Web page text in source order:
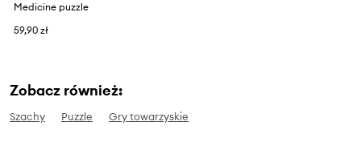
Medicine puzzle
59,90 zł
Zobacz również:
Szachy Puzzle Gry towarzyskie